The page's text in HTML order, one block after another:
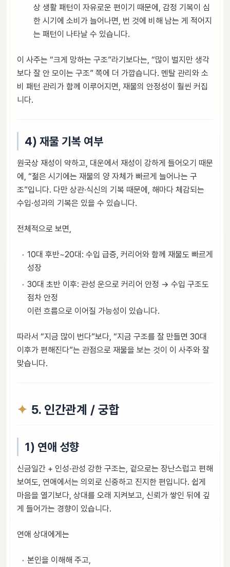
상 생활 패턴이 자유로운 편이기 때문에, 감정 기복이 심
한 시기에 소비가 늘어나면, 번 것에 비해 남는 게 적어지
는 패턴이 나타날 수 있습니다.
이 사주는 “크게 망하는 구조”라기보다는, “많이 벌지만 생각
보다 잘 안 모이는 구조” 쪽에 더 가깝습니다. 멘탈 관리와 소
비 패턴 관리가 함께 이루어지면, 재물의 안정성이 훨씬 커집
니다.
4) 재물 기복 여부
원국상 재성이 약하고, 대운에서 재성이 강하게 들어오기 때문
에, “젊은 시기에는 재물의 양 자체가 빠르게 늘어나는 구
조”입니다. 다만 상관·식신의 기복 때문에, 해마다 체감되는
수입·성과의 기복은 있을 수 있습니다.
전체적으로 보면,
10대 후반~20대: 수입 급증, 커리어와 함께 재물도 빠르게
성장
30대 초반 이후: 관성 운으로 커리어 안정 → 수입 구조도
점차 안정
이런 흐름으로 이어질 가능성이 있습니다.
따라서 “지금 많이 번다”보다, “지금 구조를 잘 만들면 30대
이후가 편해진다”는 관점으로 재물을 보는 것이 이 사주와 잘
맞습니다.
5. 인간관계 / 궁합
1) 연애 성향
신금일간 + 인성·관성 강한 구조는, 겉으로는 장난스럽고 편해
보여도, 연애에서는 의외로 신중하고 진지한 편입니다. 쉽게
마음을 열기보다, 상대를 오래 지켜보고, 신뢰가 쌓인 뒤에 깊
게 들어가는 경향이 있습니다.
연애 상대에게는
본인을 이해해 주고,